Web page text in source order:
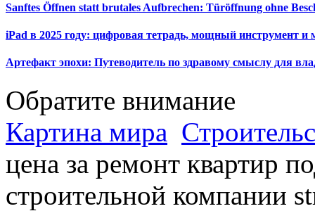
Sanftes Öffnen statt brutales Aufbrechen: Türöffnung ohne
iPad в 2025 году: цифровая тетрадь, мощный инструмент и
Артефакт эпохи: Путеводитель по здравому смыслу для
Обратите внимание
Картина мира
цена за ремонт квартир
строительной компании